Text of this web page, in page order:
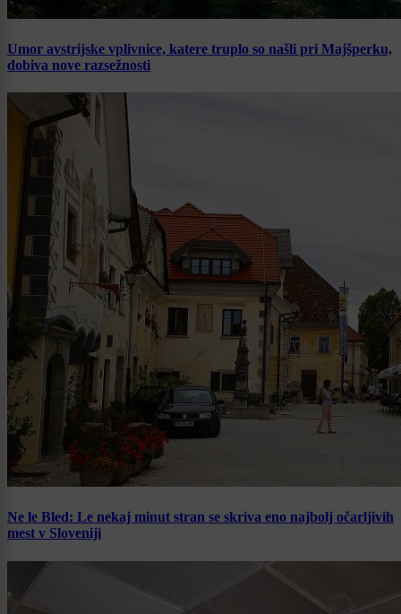
Umor avstrijske vplivnice, katere truplo so našli pri Majšperku,
dobiva nove razsežnosti
Ne le Bled: Le nekaj minut stran se skriva eno najbolj očarljivih
mest v Sloveniji